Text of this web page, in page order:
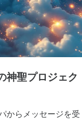
神聖プロジェク
からメッセージを受